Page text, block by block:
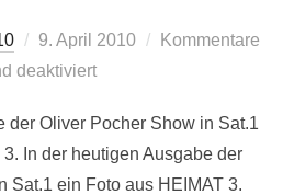
Veröffentlicht
am
9. April 2010
Kommentare
deaktiviert
der Oliver Pocher Show in Sat.1
In der heutigen Ausgabe der
Sat.1 ein Foto aus HEIMAT 3.